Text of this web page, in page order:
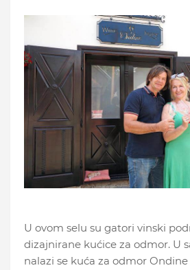
U ovom selu su gatori vinski
dizajnirane kućice za odmor. U
nalazi se kuća za odmor